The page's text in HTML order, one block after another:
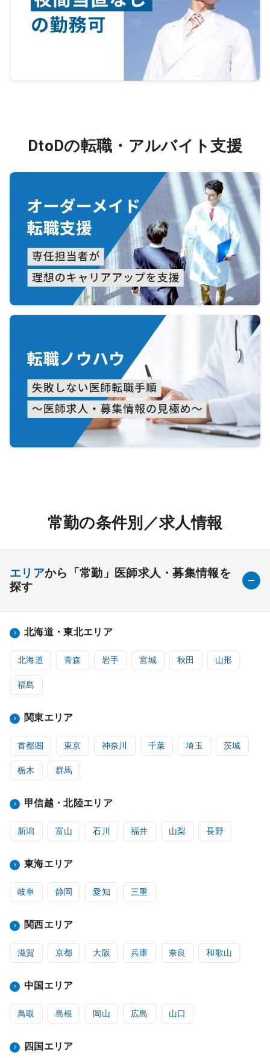
DtoDの転職・アルバイト支援
常勤の条件別／求人情報
エリアから「常勤」医師求人・募集情報を
探す
北海道・東北エリア
北海道 青森 岩手 宮城 秋田 山形
福島
関東エリア
首都圏 東京 神奈川 千葉 埼玉 茨城
栃木 群馬
甲信越・北陸エリア
新潟 富山 石川 福井 山梨 長野
東海エリア
岐阜 静岡 愛知 三重
関西エリア
滋賀 京都 大阪 兵庫 奈良 和歌山
中国エリア
鳥取 島根 岡山 広島 山口
四国エリア